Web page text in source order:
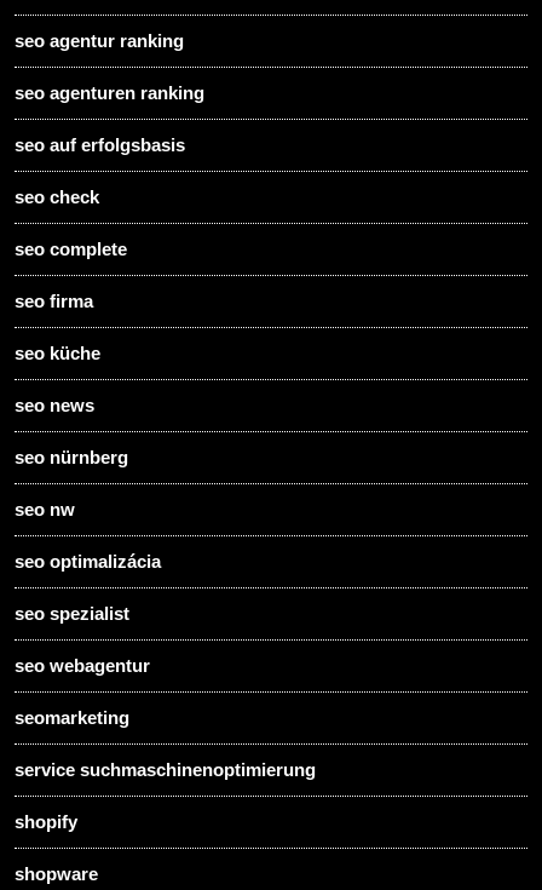
seo agentur ranking
seo agenturen ranking
seo auf erfolgsbasis
seo check
seo complete
seo firma
seo küche
seo news
seo nürnberg
seo nw
seo optimalizácia
seo spezialist
seo webagentur
seomarketing
service suchmaschinenoptimierung
shopify
shopware